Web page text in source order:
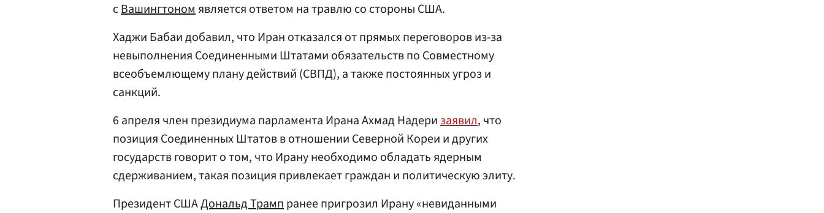
сВашингтономявляется ответом на травлю со стороны США.
Хаджи Бабаи добавил, что Иран отказался от прямых переговоров из-за
невыполнения Соединенными Штатами обязательств по Совместному
всеобъемлющему плану действий (СВПД), а также постоянных угроз и
санкций.
6 апреля член президиума парламента Ирана Ахмад Надеризаявил, что
позиция Соединенных Штатов в отношении Северной Кореи и других
государств говорит о том, что Ирану необходимо обладать ядерным
сдерживанием, такая позиция привлекает граждан и политическую элиту.
Президент СШАДональд Трампранее пригрозил Ирану «невиданными